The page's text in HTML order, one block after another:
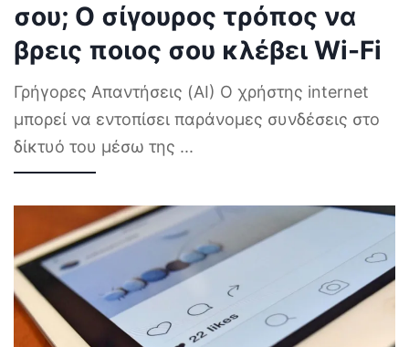
σου; Ο σίγουρος τρόπος να
βρεις ποιος σου κλέβει Wi-Fi
Γρήγορες Απαντήσεις (AI) Ο χρήστης internet
μπορεί να εντοπίσει παράνομες συνδέσεις στο
δίκτυό του μέσω της ...